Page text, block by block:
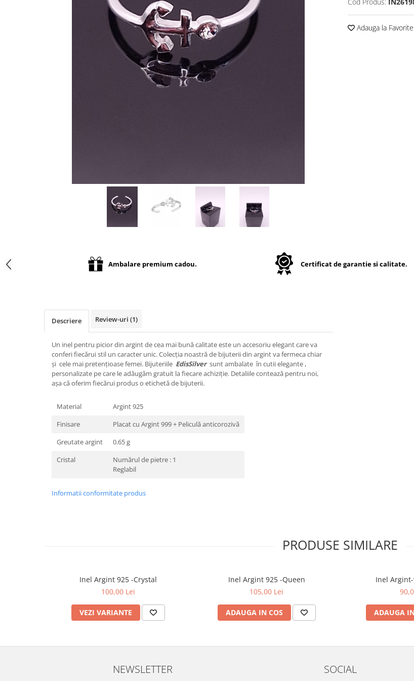
Adauga la Favorite
Ambalare premium cadou. Certificat de garantie si calitate.
Descriere Review-uri (1)
Un inel pentru picior din argint de cea mai bună calitate este un accesoriu elegant care va
conferi fiecărui stil un caracter unic. Colecția noastră de bijuterii din argint va fermeca chiar
și cele mai pretențioase femei. Bijuteriile EdisSilversunt ambalate în cutii elegante ,
personalizate pe care le adăugăm gratuit la fiecare achiziție. Detaliile contează pentru noi,
așa că oferim fiecărui produs o etichetă de bijuterii.
Material
Argint 925
Finisare
Placat cu Argint 999 + Peliculă anticorozivă
Greutate argint
0.65 g
Cristal
Numărul de pietre : 1
Reglabil
Informatii conformitate produs
PRODUSE SIMILARE
Inel Argint 925 -Crystal
100,00 Lei
VEZI VARIANTE
Inel Argint 925 -Queen
105,00 Lei
ADAUGA IN COS ADAUGA
NEWSLETTER SOCIAL